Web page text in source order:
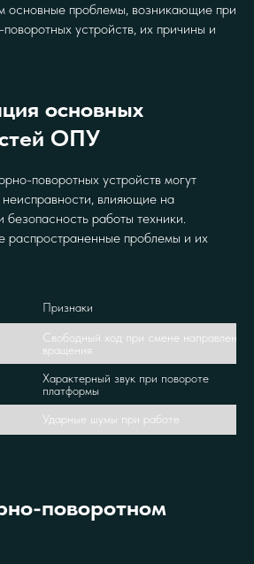
основные проблемы, возникающие при
устройств, их причины и
основных
ОПУ
поворотных устройств могут
неисправности, влияющие на
безопасность работы техники.
распространенные проблемы и их
Признаки
Свободный ход при смене направления
вращения
Характерный звук при повороте
платформы
Ударные шумы при работе
поворотном